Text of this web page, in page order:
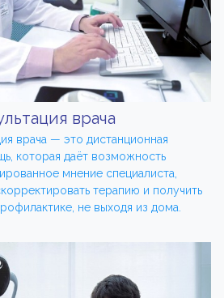
врача
врача — это дистанционная
которая даёт возможность
мнение специалиста,
терапию и получить
не выходя из дома.